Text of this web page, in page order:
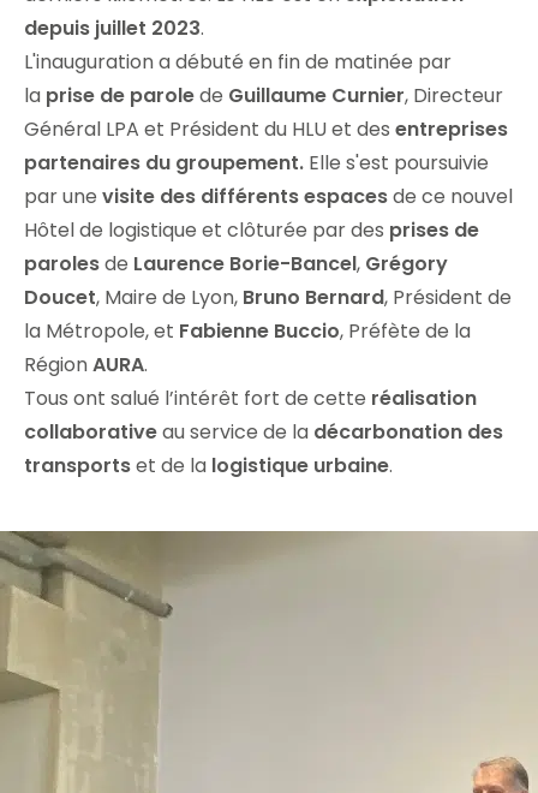
depuis juillet 2023.
L'inauguration a débuté en fin de matinée par
la prise de parolede Guillaume Curnier, Directeur
Général LPA et Président du HLU et des entreprises
partenaires du groupement. Elle s'est poursuivie
par une visite des différents espacesde ce nouvel
Hôtel de logistique et clôturée par des prises de
parolesde Laurence Borie-Bancel, Grégory
Doucet, Maire de Lyon, Bruno Bernard, Président de
la Métropole, et Fabienne Buccio, Préfète de la
RégionAURA.
Tous ont salué l’intérêt fort de cette réalisation
collaborativeau service de la décarbonation des
transportset de la logistique urbaine.